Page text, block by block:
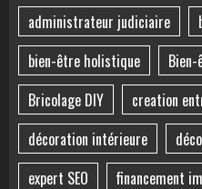
administrateur judiciaire
bien-être holistique
Bricolage DIY
creation
décoration intérieure
expert SEO
financement